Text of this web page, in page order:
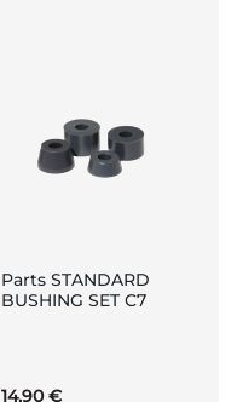
Parts STANDARD
BUSHING SET C7
14,90 €
Aggiungi
al